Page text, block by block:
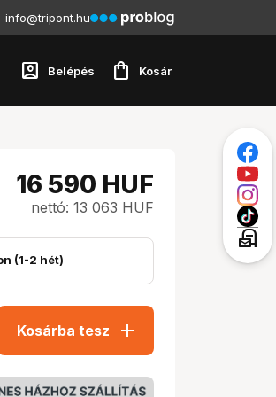
info@tripont.hu
account_box Belépés shopping_bag Kosár
16 590 HUF
nettó: 13 063 HUF
(1-2 hét)
Kosárba tesz add
local_post_office